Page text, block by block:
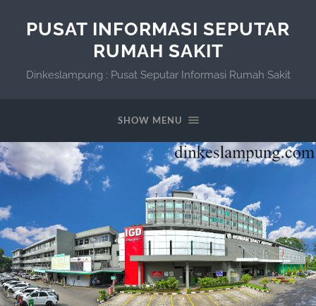
PUSAT INFORMASI SEPUTAR
RUMAH SAKIT
Dinkeslampung : Pusat Seputar Informasi Rumah Sakit
SHOW MENU